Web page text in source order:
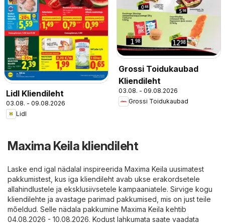
Lidl Kliendileht
03.08. - 09.08.2026
Lidl
Grossi Toidukaubad
Kliendileht
03.08. - 09.08.2026
Grossi Toidukaubad
Maxima Keila kliendileht
Laske end igal nädalal inspireerida Maxima Keila uusimatest
pakkumistest, kus iga kliendileht avab ukse erakordsetele
allahindlustele ja eksklusiivsetele kampaaniatele. Sirvige kogu
kliendilehte ja avastage parimad pakkumised, mis on just teile
mõeldud. Selle nädala pakkumine Maxima Keila kehtib
04.08.2026 - 10.08.2026. Kodust lahkumata saate vaadata